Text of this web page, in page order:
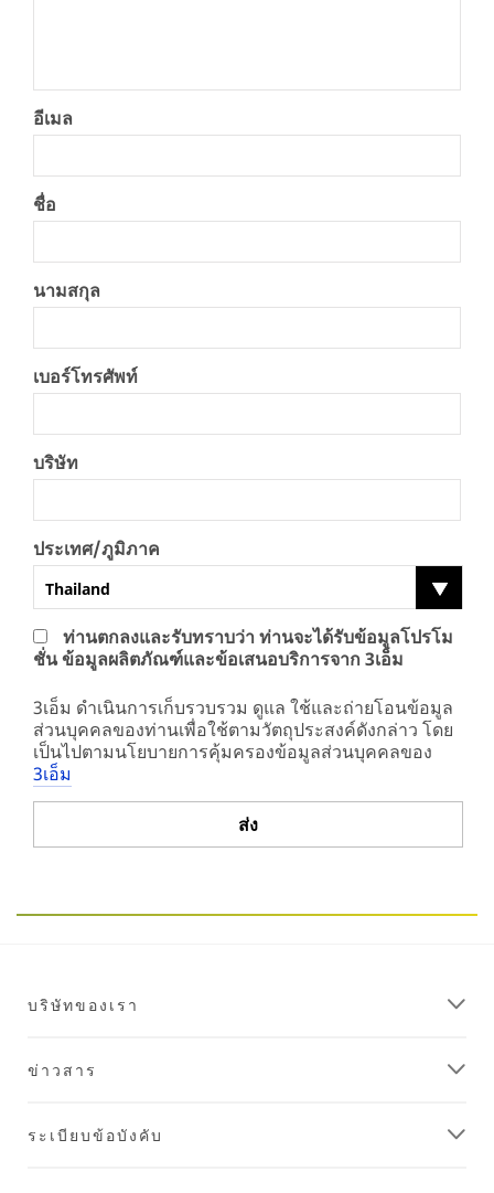
อีเมล
ชื่อ
นามสกุล
เบอร์โทรศัพท์
บริษัท
ประเทศ/ภูมิภาค
Thailand
ท่านตกลงและรับทราบว่า ท่านจะได้รับข้อมูลโปรโม
ชั่น ข้อมูลผลิตภัณฑ์และข้อเสนอบริการจาก 3เอ็ม
3เอ็ม ดำเนินการเก็บรวบรวม ดูแล ใช้และถ่ายโอนข้อมูล
ส่วนบุคคลของท่านเพื่อใช้ตามวัตถุประสงค์ดังกล่าว โดย
เป็นไปตามนโยบายการคุ้มครองข้อมูลส่วนบุคคลของ
3เอ็ม
ส่ง
ผิด
ขณะ
โปรด
ใหม่
ภาย
ส่ง
คุณ
บริษัทของเรา
ข่าวสาร
ระเบียบข้อบังคับ